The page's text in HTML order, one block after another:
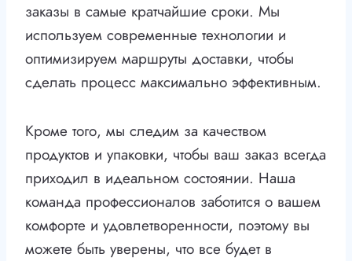
заказы в самые кратчайшие сроки. Мы
используем современные технологии и
оптимизируем маршруты доставки, чтобы
сделать процесс максимально эффективным.
Кроме того, мы следим за качеством
продуктов и упаковки, чтобы ваш заказ всегда
приходил в идеальном состоянии. Наша
команда профессионалов заботится о вашем
комфорте и удовлетворенности, поэтому вы
можете быть уверены, что все будет в